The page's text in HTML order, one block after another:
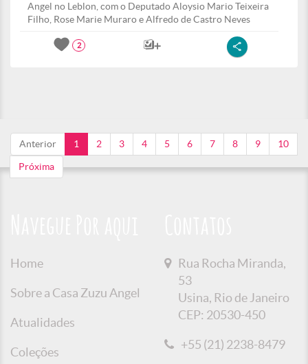
Angel no Leblon, com o Deputado Aloysio Mario Teixeira
Filho, Rose Marie Muraro e Alfredo de Castro Neves
2
Anterior 1 2 3 4 5 6 7 8 9 10
Próxima
Home
Sobre a Casa Zuzu Angel
Atualidades
Coleções
Rua Rocha Miranda,
53
Usina, Rio de Janeiro
CEP: 20530-450
+55 (21) 2238-8479